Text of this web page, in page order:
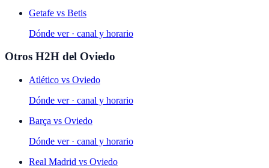
Getafe vs Betis
Dónde ver · canal y horario
Otros H2H del Oviedo
Atlético vs Oviedo
Dónde ver · canal y horario
Barça vs Oviedo
Dónde ver · canal y horario
Real Madrid vs Oviedo